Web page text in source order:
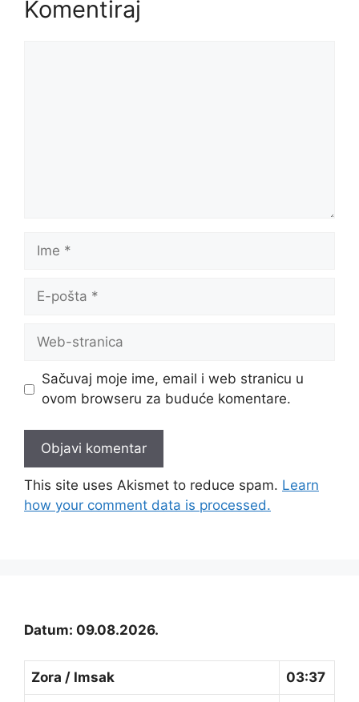
Komentiraj
Ime
pošta
Web-
Sačuvaj moje ime, email i web stranicu u
ovom browseru za buduće komentare.
This site uses Akismet to reduce spam. Learn
how your comment data is processed.
Datum: 09.08.2026.
Zora / Imsak 03:37